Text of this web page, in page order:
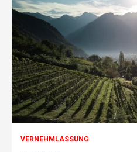
VERNEHMLASSUNG